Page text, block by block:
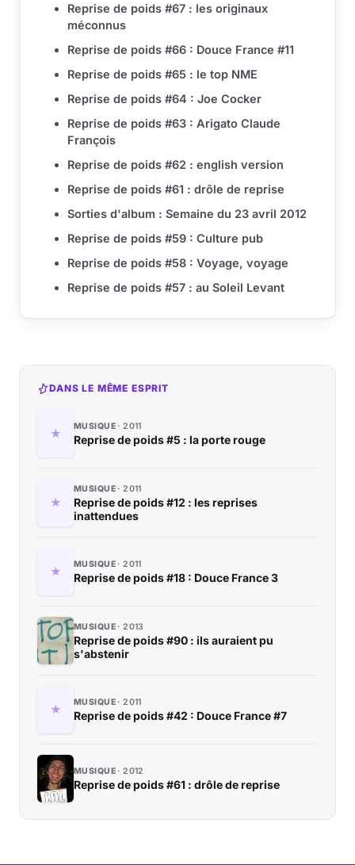
Reprise de poids #67 : les originaux
méconnus
Reprise de poids #66 : Douce France #11
Reprise de poids #65 : le top NME
Reprise de poids #64 : Joe Cocker
Reprise de poids #63 : Arigato Claude
François
Reprise de poids #62 : english version
Reprise de poids #61 : drôle de reprise
Sorties d'album : Semaine du 23 avril 2012
Reprise de poids #59 : Culture pub
Reprise de poids #58 : Voyage, voyage
Reprise de poids #57 : au Soleil Levant
DANS LE MÊME ESPRIT
MUSIQUE 2011
Reprise de poids #5 : la porte rouge
MUSIQUE 2011
Reprise de poids #12 : les reprises
inattendues
MUSIQUE 2011
Reprise de poids #18 : Douce France 3
MUSIQUE 2013
Reprise de poids #90 : ils auraient pu
s'abstenir
MUSIQUE 2011
Reprise de poids #42 : Douce France #7
MUSIQUE 2012
Reprise de poids #61 : drôle de reprise